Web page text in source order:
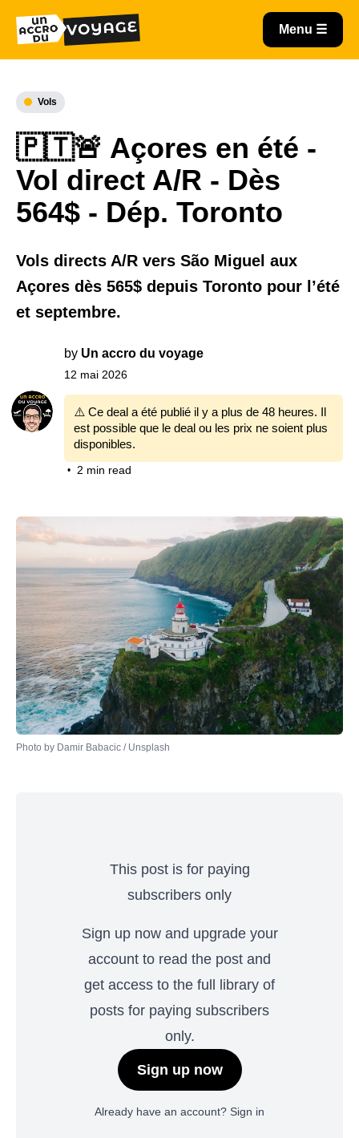
Vols
🇵🇹🚨 Açores en été -
Vol direct A/R - Dès
564$ - Dép. Toronto
Vols directs A/R vers São Miguel aux
Açores dès 565$ depuis Toronto pour l’été
et septembre.
by Un accro du voyage
12 mai 2026
⚠️ Ce deal a été publié il y a plus de 48 heures. Il
est possible que le deal ou les prix ne soient plus
disponibles.
• 2 min read
Photo by Damir Babacic / Unsplash
This post is for paying
subscribers only
Sign up now and upgrade your
account to read the post and
get access to the full library of
posts for paying subscribers
only.
Sign up now
Already have an account? Sign in